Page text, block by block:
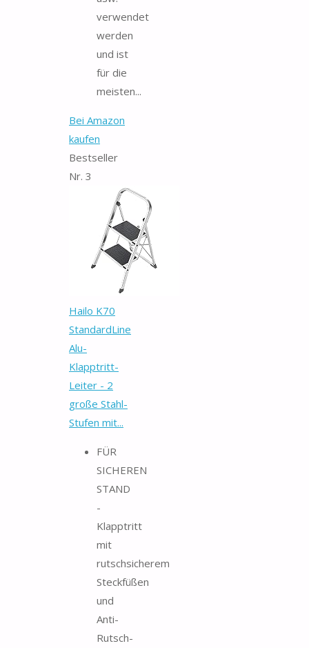
verwendet
werden
und ist
für die
meisten...
Bei Amazon
kaufen
Bestseller
Nr. 3
Hailo K70
StandardLine
Alu-
Klapptritt-
Leiter - 2
große Stahl-
Stufen mit...
FÜR
SICHEREN
STAND
-
Klapptritt
mit
rutschsicherem
Steckfüßen
und
Anti-
Rutsch-